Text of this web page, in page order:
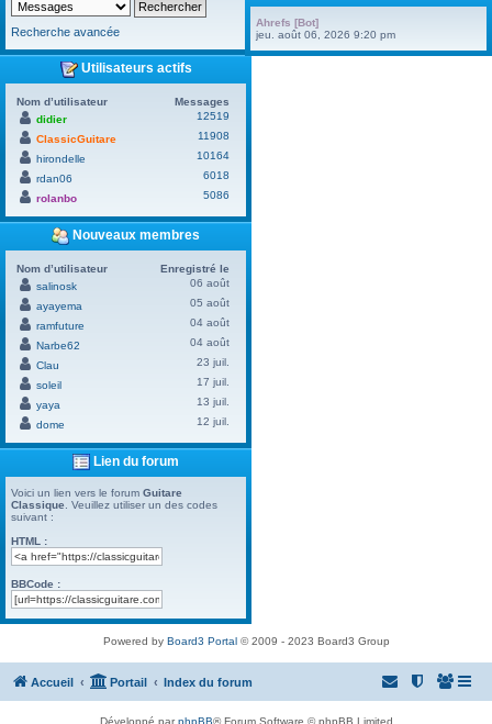
Recherche avancée
Utilisateurs actifs
Nom d’utilisateur
Messages
didier
12519
ClassicGuitare
11908
hirondelle
10164
rdan06
6018
rolanbo
5086
Nouveaux membres
Nom d’utilisateur
Enregistré le
salinosk
06 août
ayayema
05 août
ramfuture
04 août
Narbe62
04 août
Clau
23 juil.
soleil
17 juil.
yaya
13 juil.
dome
12 juil.
Lien du forum
Voici un lien vers le forum Guitare
Classique . Veuillez utiliser un des codes
suivant :
HTML :
BBCode :
Ahrefs [Bot]
jeu. août 06, 2026 9:20 pm
Powered by Board3 Portal© 2009 - 2023 Board3 Group
Accueil Portail Index du forum
Développé parphpBB® Forum Software © phpBB Limited